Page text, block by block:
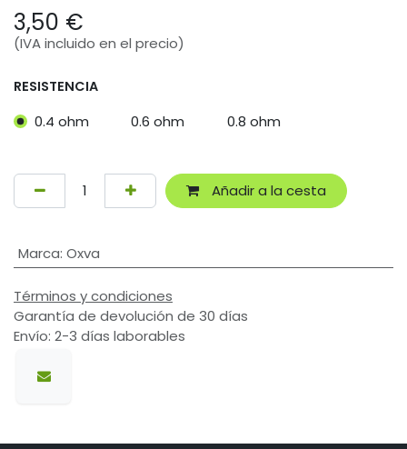
3,50 €
(IVA incluido en el precio)
RESISTENCIA
0.4 ohm 0.6 ohm 0.8 ohm
Añadir a la cesta
Marca: Oxva
Términos y condiciones
Garantía de devolución de 30 días
Envío: 2-3 días laborables